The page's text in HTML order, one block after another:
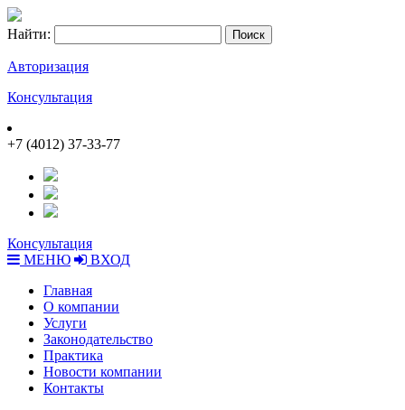
Найти:
Авторизация
Консультация
+7 (4012) 37-33-77
Консультация
МЕНЮ
ВХОД
Главная
О компании
Услуги
Законодательство
Практика
Новости компании
Контакты